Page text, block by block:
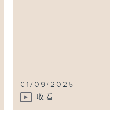
01/09/2025
收看